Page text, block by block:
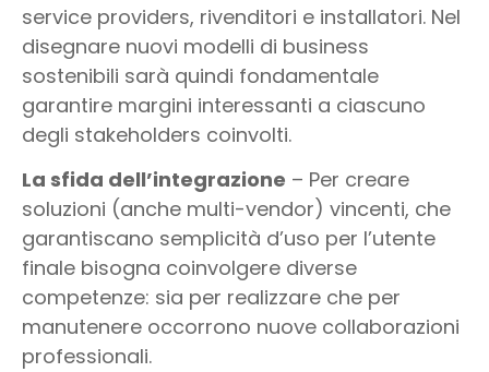
service providers, rivenditori e installatori. Nel
disegnare nuovi modelli di business
sostenibili sarà quindi fondamentale
garantire margini interessanti a ciascuno
degli stakeholders coinvolti.
La sfida dell’integrazione – Per creare
soluzioni (anche multi-vendor) vincenti, che
garantiscano semplicità d’uso per l’utente
finale bisogna coinvolgere diverse
competenze: sia per realizzare che per
manutenere occorrono nuove collaborazioni
professionali.